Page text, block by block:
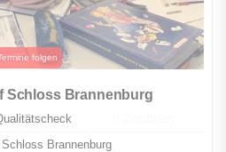
Schloss Brannenburg
Brannenburg